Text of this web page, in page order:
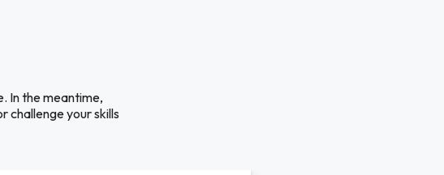
In the meantime,
challenge your skills